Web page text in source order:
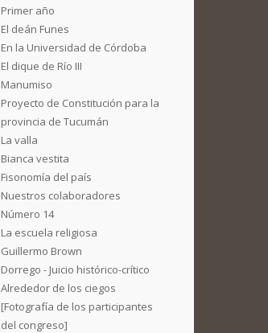
Primer año
El deán Funes
En la Universidad de Córdoba
El dique de Río III
Manumiso
Proyecto de Constitución para la
provincia de Tucumán
La valla
Bianca vestita
Fisonomía del país
Nuestros colaboradores
Número 14
La escuela religiosa
Guillermo Brown
Dorrego - Juicio histórico-crítico
Alrededor de los ciegos
[Fotografía de los participantes
del congreso]